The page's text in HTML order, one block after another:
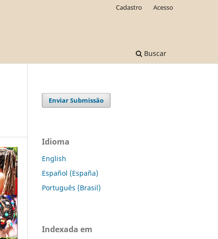
Buscar
Cadastro Acesso
Enviar Submissão
Idioma
English
Español (España)
Português (Brasil)
Indexada em